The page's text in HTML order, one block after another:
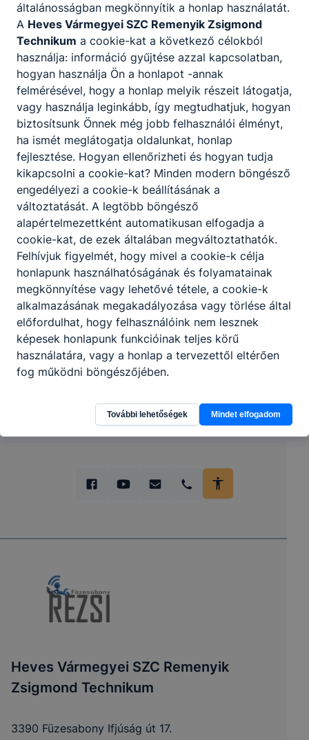
1
Partnereink
Heves Vármegyei SZC Remenyik
Zsigmond Technikum
3390 Füzesabony Ifjúság út 17.
általánosságban megkönnyítik a honlap használatát.
A Heves Vármegyei SZC Remenyik Zsigmond
Technikum a cookie-kat a következő célokból
használja: információ gyűjtése azzal kapcsolatban,
hogyan használja Ön a honlapot -annak
felmérésével, hogy a honlap melyik részeit látogatja,
vagy használja leginkább, így megtudhatjuk, hogyan
biztosítsunk Önnek még jobb felhasználói élményt,
ha ismét meglátogatja oldalunkat, honlap
fejlesztése. Hogyan ellenőrizheti és hogyan tudja
kikapcsolni a cookie-kat? Minden modern böngésző
engedélyezi a cookie-k beállításának a
változtatását. A legtöbb böngésző
alapértelmezettként automatikusan elfogadja a
cookie-kat, de ezek általában megváltoztathatók.
Felhívjuk figyelmét, hogy mivel a cookie-k célja
honlapunk használhatóságának és folyamatainak
megkönnyítése vagy lehetővé tétele, a cookie-k
alkalmazásának megakadályozása vagy törlése által
előfordulhat, hogy felhasználóink nem lesznek
képesek honlapunk funkcióinak teljes körű
használatára, vagy a honlap a tervezettől eltérően
fog működni böngészőjében.
További lehetőségek Mindet elfogadom